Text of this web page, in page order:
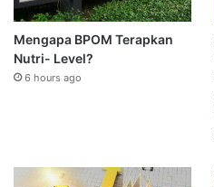
Mengapa BPOM Terapkan
Nutri- Level?
6 hours ago